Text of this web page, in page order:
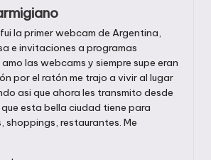
la primer webcam de Argentina,
e invitaciones a programas
las webcams y siempre supe eran
por el ratón me trajo a vivir al lugar
asi que ahora les transmito desde
esta bella ciudad tiene para
shoppings, restaurantes. Me